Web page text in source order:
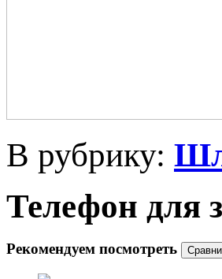
В рубрику:
Телефон для
Рекомендуем посмотреть